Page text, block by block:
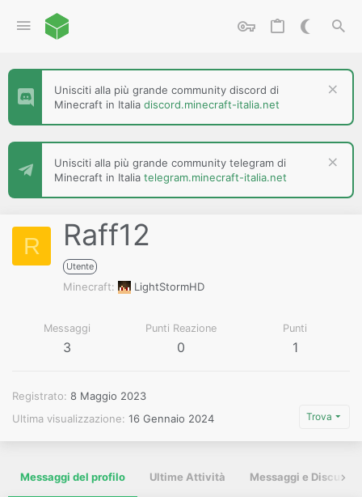
Unisciti alla più grande community discord di
Minecraft in Italia discord.minecraft-italia.net
Unisciti alla più grande community telegram di
Minecraft in Italia telegram.minecraft-italia.net
R Raff12
Utente
Minecraft LightStormHD
Messaggi
3
Punti Reazione
0
Punti
1
Registrato 8 Maggio 2023
Ultima visualizzazione 16 Gennaio 2024 Trova
Messaggi del profilo Ultime Attività Messaggi e